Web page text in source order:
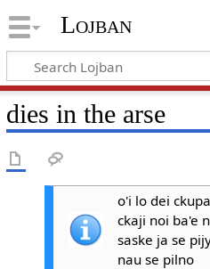
Lojban
dies in the arse
o'i lo dei
ckaji noi ba'e
saske ja se
nau se pilno